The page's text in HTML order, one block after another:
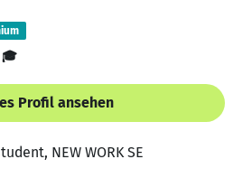
🎓
Profil ansehen
NEW WORK SE